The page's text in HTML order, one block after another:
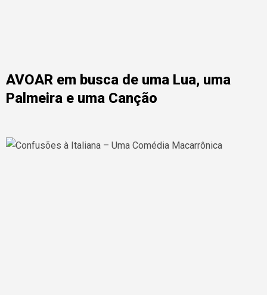
AVOAR em busca de uma Lua, uma
Palmeira e uma Canção